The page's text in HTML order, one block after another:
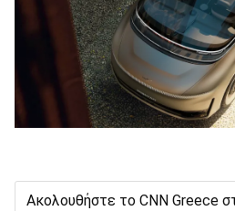
Ακολουθήστε το CNN Greece